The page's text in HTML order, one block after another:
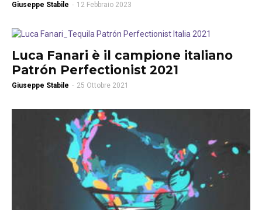
Giuseppe Stabile - 12 Febbraio 2023
Luca Fanari è il campione italiano
Patrón Perfectionist 2021
Giuseppe Stabile - 25 Ottobre 2021